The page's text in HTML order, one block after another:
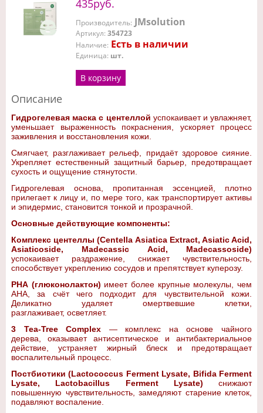
435руб.
Производитель: JMsolution
Артикул: 354723
Наличие: Есть в наличии
Единица: шт.
В корзину
Описание
Гидрогелевая маска с центеллой успокаивает и увлажняет,
уменьшает выраженность покраснения, ускоряет процесс
заживления и восстановления кожи.
Смягчает, разглаживает рельеф, придаёт здоровое сияние.
Укрепляет естественный защитный барьер, предотвращает
сухость и ощущение стянутости.
Гидрогелевая основа, пропитанная эссенцией, плотно
прилегает к лицу и, по мере того, как транспортирует активы
и эпидермис, становится тонкой и прозрачной.
Основные действующие компоненты:
Комплекс центеллы (Centella Asiatica Extract, Asiatic Acid,
Asiaticoside, Madecassic Acid, Madecassoside)
успокаивает раздражение, снижает чувствительность,
способствует укреплению сосудов и препятствует куперозу.
PHA (глюконолактон) имеет более крупные молекулы, чем
AHA, за счёт чего подходит для чувствительной кожи.
Деликатно удаляет омертвевшие клетки,
разглаживает, осветляет.
3 Tea-Tree Complex — комплекс на основе чайного
дерева, оказывает антисептическое и антибактериальное
действие, устраняет жирный блеск и предотвращает
воспалительный процесс.
Постбиотики (Lactococcus Ferment Lysate, Bifida Ferment
Lysate, Lactobacillus Ferment Lysate) снижают
повышенную чувствительность, замедляют старение клеток,
подавляют воспаление.